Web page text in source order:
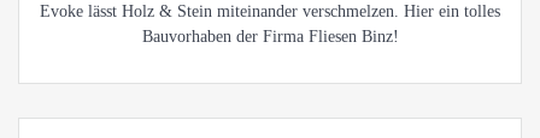
Evoke lässt Holz & Stein miteinander verschmelzen. Hier ein tolles
Bauvorhaben der Firma Fliesen Binz!